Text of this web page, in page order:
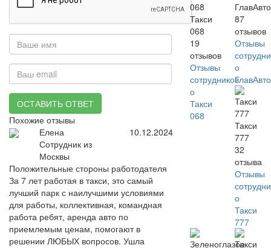
ОСТАВИТЬ ОТВЕТ
Похожие отзывы
Елена
Сотрудник из
Москвы
10.12.2024
Положительные стороны работодателя
За 7 лет работая в такси, это самый
лучший парк с наилучшими условиями
для работы, коллективная, командная
работа ребят, аренда авто по
приемлемым ценам, помогают в
решении ЛЮБЫХ вопросов. Ушла
Такси
068
19
отзывов
Отзывы
сотрудников
о
Такси
068
87
отзывов
Отзывы
о
Такси
777
32
отзыва
Отзывы
о
Такси
777